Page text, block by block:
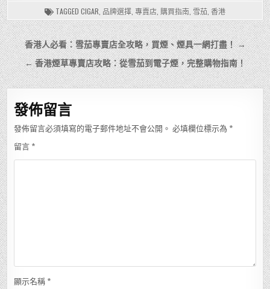
TAGGED CIGAR 品牌選擇 專賣店 購買指南 雪茄 香港
文
章
導
覽
香港人必看：雪茄專賣店全攻略，買煙、煙具一網打盡！ →
← 香港煙草專賣店攻略：從雪茄到電子煙，完整購物指南！
發佈留言
發佈留言必須填寫的電子郵件地址不會公開。 必填欄位標示為 *
留言 *
顯示名稱 *